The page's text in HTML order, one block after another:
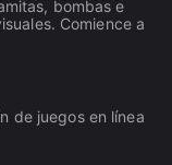
bombas e
Comience a
de juegos en línea